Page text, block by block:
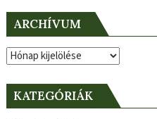
ARCHÍVUM
Archívum
KATEGÓRIÁK